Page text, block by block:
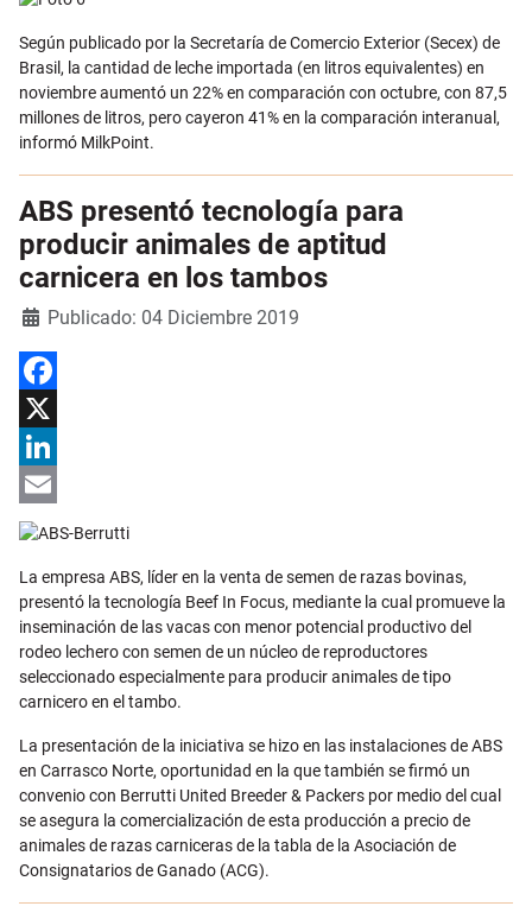
Según publicado por la Secretaría de Comercio Exterior (Secex) de
Brasil, la cantidad de leche importada (en litros equivalentes) en
noviembre aumentó un 22% en comparación con octubre, con 87,5
millones de litros, pero cayeron 41% en la comparación interanual,
informó MilkPoint.
ABS presentó tecnología para
producir animales de aptitud
carnicera en los tambos
Detalles
Publicado: 04 Diciembre 2019
Facebook
X
LinkedIn
Email
La empresa ABS, líder en la venta de semen de razas bovinas,
presentó la tecnología Beef In Focus, mediante la cual promueve la
inseminación de las vacas con menor potencial productivo del
rodeo lechero con semen de un núcleo de reproductores
seleccionado especialmente para producir animales de tipo
carnicero en el tambo.
La presentación de la iniciativa se hizo en las instalaciones de ABS
en Carrasco Norte, oportunidad en la que también se firmó un
convenio con Berrutti United Breeder & Packers por medio del cual
se asegura la comercialización de esta producción a precio de
animales de razas carniceras de la tabla de la Asociación de
Consignatarios de Ganado (ACG).